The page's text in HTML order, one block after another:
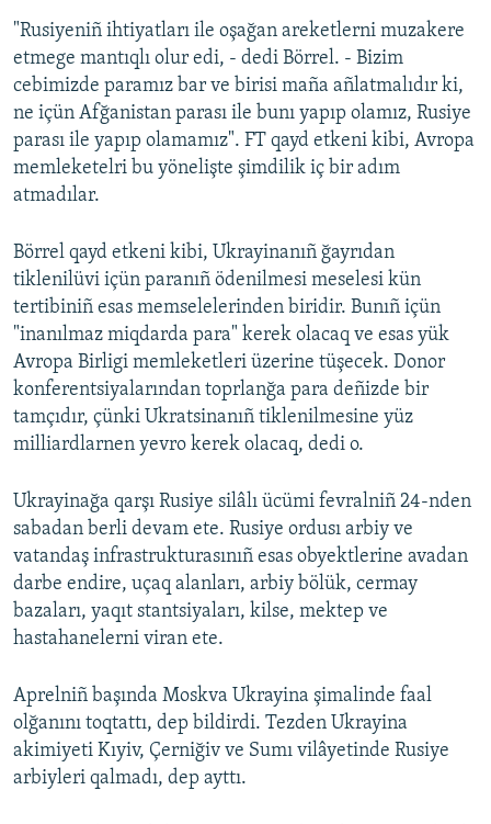
"Rusiyeniñ ihtiyatları ile oşağan areketlerni muzakere
etmege mantıqlı olur edi, - dedi Börrel. - Bizim
cebimizde paramız bar ve birisi maña añlatmalıdır ki,
ne içün Afğanistan parası ile bunı yapıp olamız, Rusiye
parası ile yapıp olamamız". FT qayd etkeni kibi, Avropa
memleketelri bu yönelişte şimdilik iç bir adım
atmadılar.
Börrel qayd etkeni kibi, Ukrayinanıñ ğayrıdan
tiklenilüvi içün paranıñ ödenilmesi meselesi kün
tertibiniñ esas memselelerinden biridir. Bunıñ içün
"inanılmaz miqdarda para" kerek olacaq ve esas yük
Avropa Birligi memleketleri üzerine tüşecek. Donor
konferentsiyalarından toprlanğa para deñizde bir
tamçıdır, çünki Ukratsinanıñ tiklenilmesine yüz
milliardlarnen yevro kerek olacaq, dedi o.
Ukrayinağa qarşı Rusiye silâlı ücümi fevralniñ 24-nden
sabadan berli devam ete. Rusiye ordusı arbiy ve
vatandaş infrastrukturasınıñ esas obyektlerine avadan
darbe endire, uçaq alanları, arbiy bölük, cermay
bazaları, yaqıt stantsiyaları, kilse, mektep ve
hastahanelerni viran ete.
Aprelniñ başında Moskva Ukrayina şimalinde faal
olğanını toqtattı, dep bildirdi. Tezden Ukrayina
akimiyeti Kıyiv, Çerniğiv ve Sumı vilâyetinde Rusiye
arbiyleri qalmadı, dep ayttı.